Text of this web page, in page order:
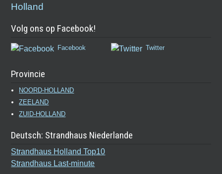
Holland
Volg ons op Facebook!
Facebook Twitter
Provincie
NOORD-HOLLAND
ZEELAND
ZUID-HOLLAND
Deutsch: Strandhaus Niederlande
Strandhaus Holland Top10
Strandhaus Last-minute